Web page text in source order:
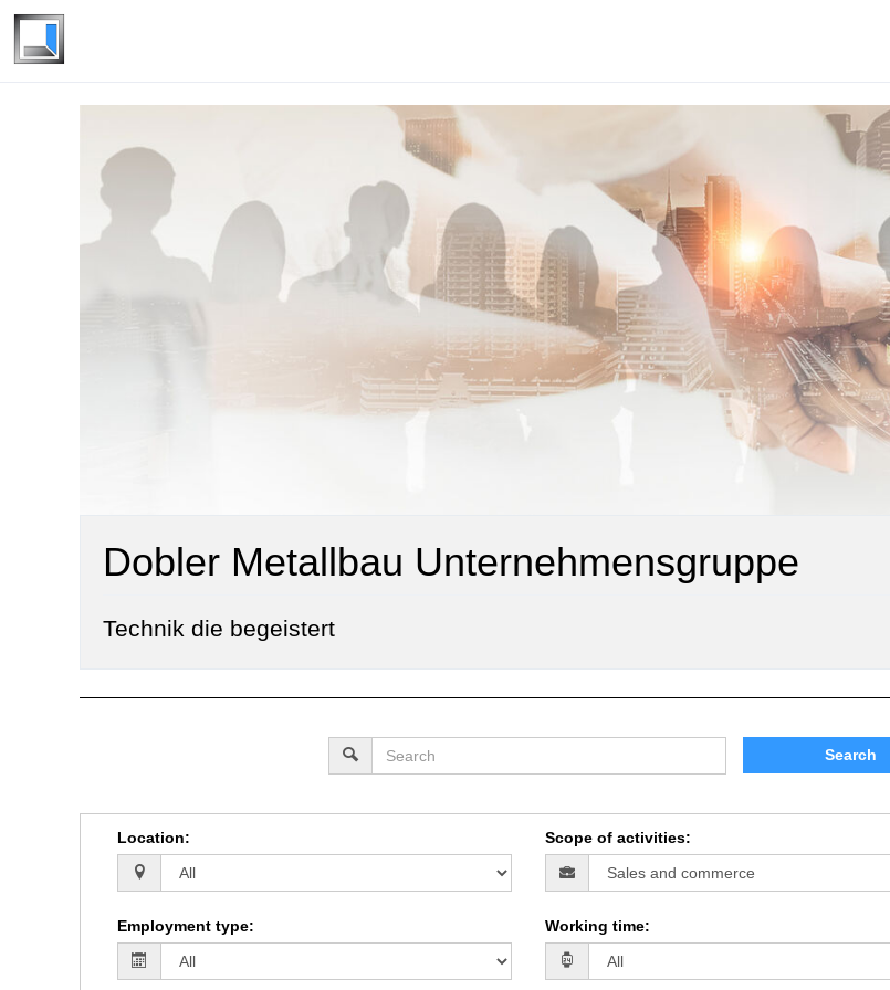
Dobler Metallbau Unternehmensgruppe
Technik die begeistert
Search
Location: Scope of activities:
Employment type: Working time: